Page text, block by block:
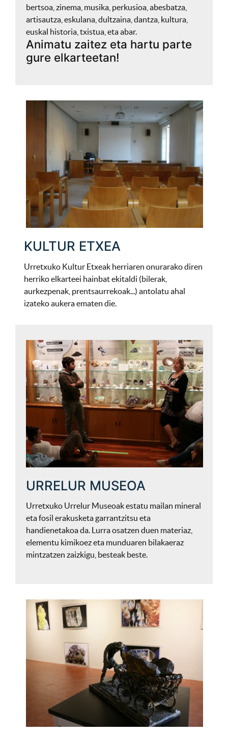
bertsoa, zinema, musika, perkusioa, abesbatza,
artisautza, eskulana, dultzaina, dantza, kultura,
euskal historia, txistua, eta abar.
Animatu zaitez eta hartu parte
gure elkarteetan!
KULTUR ETXEA
Urretxuko Kultur Etxeak herriaren onurarako diren
herriko elkarteei hainbat ekitaldi (bilerak,
aurkezpenak, prentsaurrekoak...) antolatu ahal
izateko aukera ematen die.
URRELUR MUSEOA
Urretxuko Urrelur Museoak estatu mailan mineral
eta fosil erakusketa garrantzitsu eta
handienetakoa da. Lurra osatzen duen materiaz,
elementu kimikoez eta munduaren bilakaeraz
mintzatzen zaizkigu, besteak beste.